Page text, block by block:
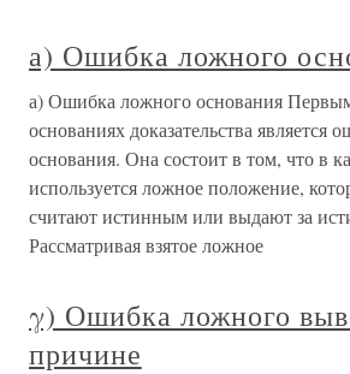
а) Ошибка ложного
а) Ошибка ложного основания
основаниях доказательства является
основания. Она состоит в том, что в
используется ложное положение,
считают истинным или выдают за
Рассматривая взятое ложное
γ) Ошибка ложного
причине